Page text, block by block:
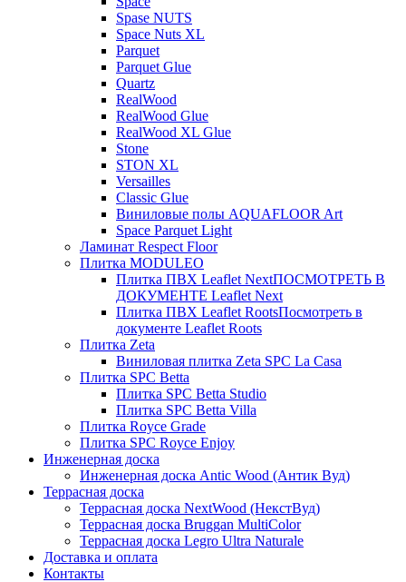
Spase NUTS
Space Nuts XL
Parquet
Parquet Glue
Quartz
RealWood
RealWood Glue
RealWood XL Glue
Stone
STON XL
Versailles
Classic Glue
Виниловые полы AQUAFLOOR Art
Space Parquet Light
Ламинат Respect Floor
Плитка MODULEO
Плитка ПВХ Leaflet NextПОСМОТРЕТЬ В
ДОКУМЕНТЕ Leaflet Next
Плитка ПВХ Leaflet RootsПосмотреть в
документе Leaflet Roots
Плитка Zeta
Виниловая плитка Zeta SPC La Casa
Плитка SPC Betta
Плитка SPC Betta Studio
Плитка SPC Betta Villa
Плитка Royce Grade
Плитка SPC Royce Enjoy
Инженерная доска
Инженерная доска Antic Wood (Антик Вуд)
Террасная доска
Террасная доска NextWood (НекстВуд)
Террасная доска Bruggan MultiColor
Террасная доска Legro Ultra Naturale
Доставка и оплата
Контакты